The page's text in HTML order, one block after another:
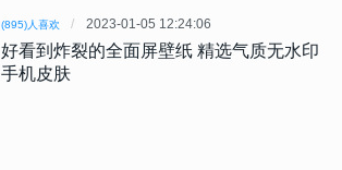
(895)人喜欢 2023-01-05 12:24:06
好看到炸裂的全面屏壁纸 精选气质无水印
手机皮肤